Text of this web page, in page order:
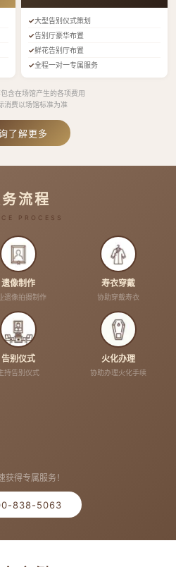
大型告别仪式策划
告别厅豪华布置
鲜花告别厅布置
全程一对一专属服务
含在场馆产生的各项费用
消费以场馆标准为准
了解更多
流程
PROCESS
遗像制作
遗像拍摄制作
寿衣穿戴
协助穿戴寿衣
告别仪式
持告别仪式
火化办理
协助办理火化手续
获得专属服务！
838-5063